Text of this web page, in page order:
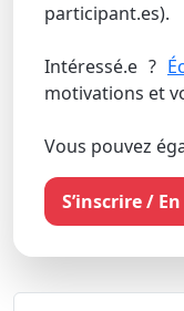
participant.es).
Intéressé.e ?
motivations et
Vous pouvez
S’inscrire /